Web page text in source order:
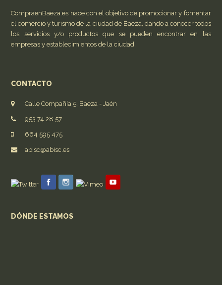
CompraenBaeza.es nace con el objetivo de promocionar y fomentar
el comercio y turismo de la ciudad de Baeza, dando a conocer todos
los servicios y/o productos que se pueden encontrar en las
empresas y establecimientos de la ciudad.
CONTACTO
Calle Compañía 5, Baeza - Jaén
953 74 28 57
664 595 475
abisc@abisc.es
DÓNDE ESTAMOS